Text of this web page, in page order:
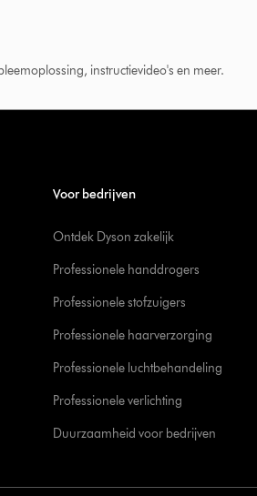
instructievideo's en meer.
Voor bedrijven
Ontdek Dyson zakelijk
Professionele handdrogers
Professionele stofzuigers
Professionele haarverzorging
Professionele luchtbehandeling
Professionele verlichting
Duurzaamheid voor bedrijven